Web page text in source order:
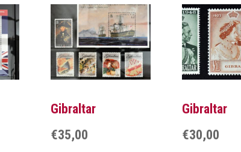
Gibraltar
€35,00
Gibraltar
€30,00